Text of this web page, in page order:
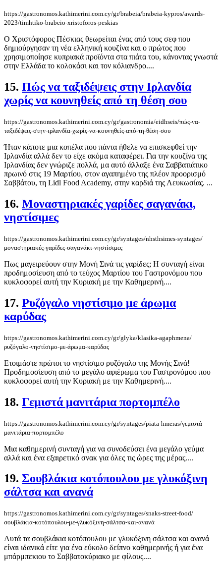
https://gastronomos.kathimerini.com.cy/gr/brabeia/brabeia-kypros/awards-
2023/timhtiko-brabeio-xristoforos-peskias
Ο Χριστόφορος Πέσκιας θεωρείται ένας από τους σεφ που
δημιούργησαν τη νέα ελληνική κουζίνα και ο πρώτος που
χρησιμοποίησε κυπριακά προϊόντα στα πιάτα του, κάνοντας γνωστά
στην Ελλάδα το κολοκάσι και τον κόλιανδρο....
15. Πώς να ταξιδέψεις στην Ιρλανδία
χωρίς να κουνηθείς από τη θέση σου
https://gastronomos.kathimerini.com.cy/gr/gastronomia/eidhseis/πώς-να-
ταξιδέψεις-στην-ιρλανδία-χωρίς-να-κουνηθείς-από-τη-θέση-σου
Ήταν κάποτε μια κοπέλα που πάντα ήθελε να επισκεφθεί την
Ιρλανδία αλλά δεν το είχε ακόμα καταφέρει. Για την κουζίνα της
Ιρλανδίας δεν γνώριζε πολλά, μα αυτό άλλαξε ένα Σαββατιάτικο
πρωινό στις 19 Μαρτίου, στον αγαπημένο της πλέον προορισμό
Σαββάτου, τη Lidl Food Academy, στην καρδιά της Λευκωσίας. ...
16. Μοναστηριακές γαρίδες σαγανάκι,
νηστίσιμες
https://gastronomos.kathimerini.com.cy/gr/syntages/nhsthsimes-syntages/
μοναστηριακές-γαρίδες-σαγανάκι-νηστίσιμες
Πως μαγειρεύουν στην Μονή Σινά τις γαρίδες; Η συνταγή είναι
προδημοσίευση από το τεύχος Μαρτίου του Γαστρονόμου που
κυκλοφορεί αυτή την Κυριακή με την Καθημερινή....
17. Ρυζόγαλο νηστίσιμο με άρωμα
καρύδας
https://gastronomos.kathimerini.com.cy/gr/glyka/klasika-agaphmena/
ρυζόγαλο-νηστίσιμο-με-άρωμα-καρύδας
Ετοιμάστε πρώτοι το νηστίσιμο ρυζόγαλο της Μονής Σινά!
Προδημοσίευση από το μεγάλο αφιέρωμα του Γαστρονόμου που
κυκλοφορεί αυτή την Κυριακή με την Καθημερινή....
18. Γεμιστά μανιτάρια πορτομπέλο
https://gastronomos.kathimerini.com.cy/gr/syntages/piata-hmeras/γεμιστά-
μανιτάρια-πορτομπέλο
Μια καθημερινή συνταγή για να συνοδεύσει ένα μεγάλο γεύμα
αλλά και ένα εξαιρετικό σνακ για όλες τις ώρες της μέρας....
19. Σουβλάκια κοτόπουλου με γλυκόξινη
σάλτσα και ανανά
https://gastronomos.kathimerini.com.cy/gr/syntages/snaks-street-food/
σουβλάκια-κοτόπουλου-με-γλυκόξινη-σάλτσα-και-ανανά
Αυτά τα σουβλάκια κοτόπουλου με γλυκόξινη σάλτσα και ανανά
είναι ιδανικά είτε για ένα εύκολο δείπνο καθημερινής ή για ένα
μπάρμπεκιου το Σαββατοκύριακο με φίλους....